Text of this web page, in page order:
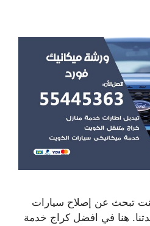
تبحث عن إصلاح سيارات
هنا في افضل كراج خدمة